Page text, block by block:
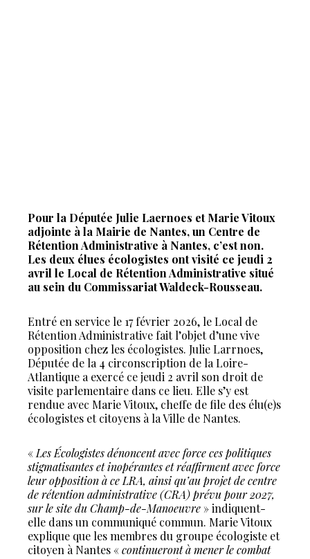
Pour la Députée Julie Laernoes et Marie Vitoux
adjointe à la Mairie de Nantes, un Centre de
Rétention Administrative à Nantes, c’est non.
Les deux élues écologistes ont visité ce jeudi 2
avril le Local de Rétention Administrative situé
au sein du Commissariat Waldeck-Rousseau.
Entré en service le 17 février 2026, le Local de
Rétention Administrative fait l’objet d’une vive
opposition chez les écologistes. Julie Larrnoes,
Députée de la 4 circonscription de la Loire-
Atlantique a exercé ce jeudi 2 avril son droit de
visite parlementaire dans ce lieu. Elle s’y est
rendue avec Marie Vitoux, cheffe de file des élu(e)s
écologistes et citoyens à la Ville de Nantes.
« Les Écologistes dénoncent avec force ces politiques
stigmatisantes et inopérantes et réaffirment avec force
leur opposition à ce LRA, ainsi qu’au projet de centre
de rétention administrative (CRA) prévu pour 2027,
sur le site du Champ-de-Manoeuvre » indiquent-
elle dans un communiqué commun. Marie Vitoux
explique que les membres du groupe écologiste et
citoyen à Nantes «continueront à mener le combat